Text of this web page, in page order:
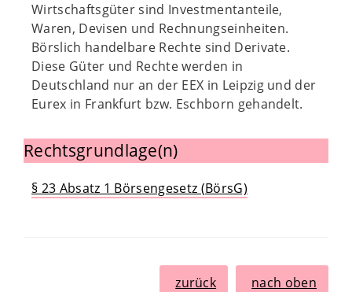
Wirtschaftsgüter sind Investmentanteile,
Waren, Devisen und Rechnungseinheiten.
Börslich handelbare Rechte sind Derivate.
Diese Güter und Rechte werden in
Deutschland nur an der EEX in Leipzig und der
Eurex in Frankfurt bzw. Eschborn gehandelt.
Rechtsgrundlage(n)
§ 23 Absatz 1 Börsengesetz (BörsG)
zurück nach oben